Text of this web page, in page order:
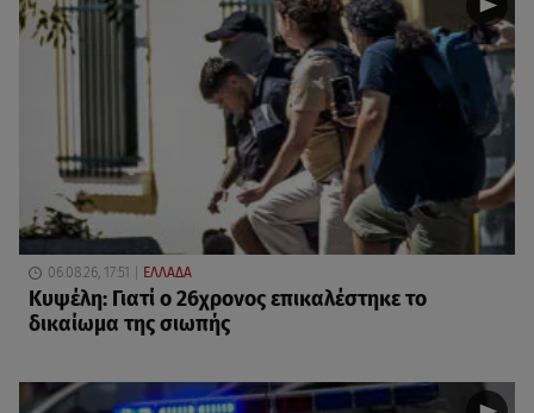
06.08.26, 17:51 ΕΛΛΑΔΑ
Κυψέλη: Γιατί ο 26χρονος επικαλέστηκε το
δικαίωμα της σιωπής